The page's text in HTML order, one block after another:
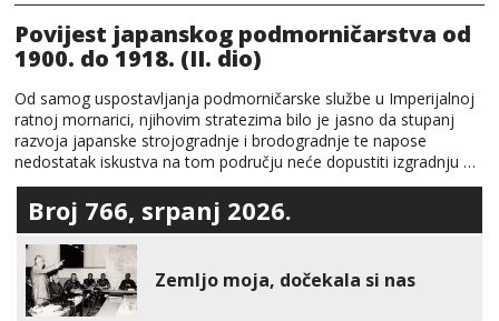
Povijest japanskog podmorničarstva od
1900. do 1918. (II. dio)
Od samog uspostavljanja podmorničarske službe u Imperijalnoj
ratnoj mornarici, njihovim stratezima bilo je jasno da stupanj
razvoja japanske strojogradnje i brodogradnje te napose
nedostatak iskustva na tom području neće dopustiti izgradnju …
Broj 766, srpanj 2026.
Zemljo moja, dočekala si nas